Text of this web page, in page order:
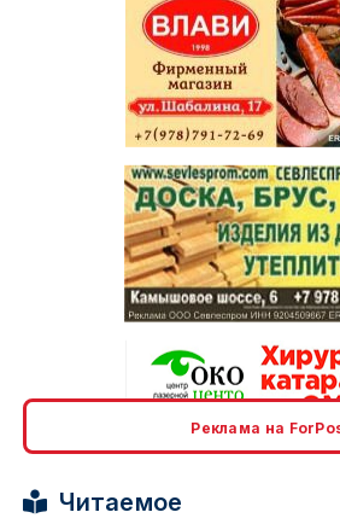
Реклама на
Читаемое